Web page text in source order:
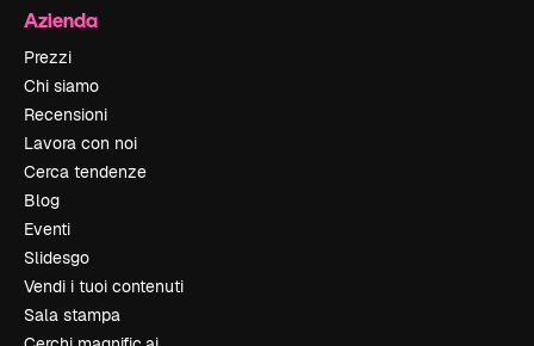
Azienda
Prezzi
Chi siamo
Recensioni
Lavora con noi
Cerca tendenze
Blog
Eventi
Slidesgo
Vendi i tuoi contenuti
Sala stampa